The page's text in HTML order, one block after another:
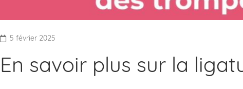
5 février 2025
En savoir plus sur la